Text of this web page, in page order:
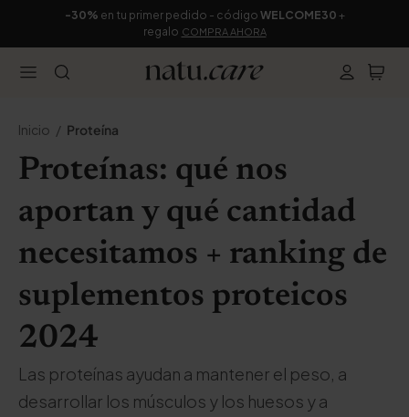
-30% en tu primer pedido - código WELCOME30 +
regalo COMPRA AHORA
Inicio Proteína
Proteínas: qué nos
aportan y qué cantidad
necesitamos + ranking de
suplementos proteicos
2024
Las proteínas ayudan a mantener el peso, a
desarrollar los músculos y los huesos y a